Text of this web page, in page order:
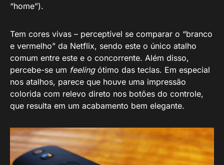
“home”).
Tem cores vivas – perceptível se comparar o “branco
e vermelho” da Netflix, sendo este o único atalho
comum entre este e o concorrente. Além disso,
percebe-se um feeling ótimo das teclas. Em especial
nos atalhos, parece que houve uma impressão
colorida com relevo direto nos botões do controle,
que resulta em um acabamento bem elegante.